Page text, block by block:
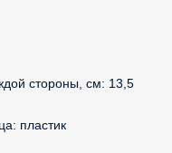
стороны, см: 13,5
пластик